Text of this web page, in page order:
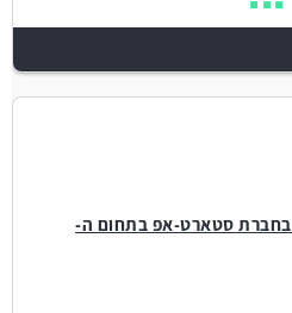
Engineering Team Lead בחברת סטארט-אפ בתחום ה-